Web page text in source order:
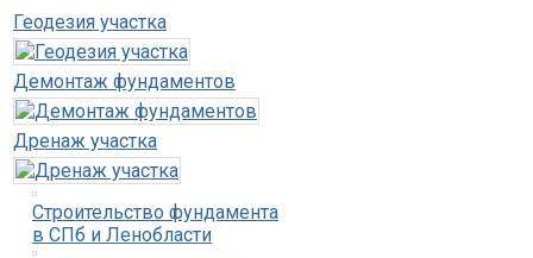
Геодезия участка
Демонтаж фундаментов
Дренаж участка
Строительство фундамента
в СПб и Ленобласти